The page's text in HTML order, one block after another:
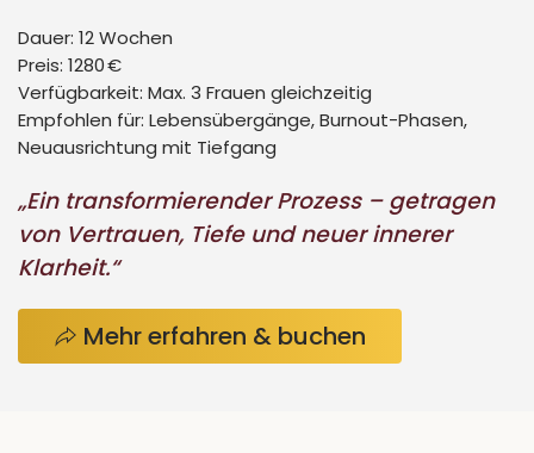
Dauer: 12 Wochen
Preis: 1280 €
Verfügbarkeit: Max. 3 Frauen gleichzeitig
Empfohlen für: Lebensübergänge, Burnout-Phasen,
Neuausrichtung mit Tiefgang
„Ein transformierender Prozess – getragen
von Vertrauen, Tiefe und neuer innerer
Klarheit.“
Mehr erfahren & buchen